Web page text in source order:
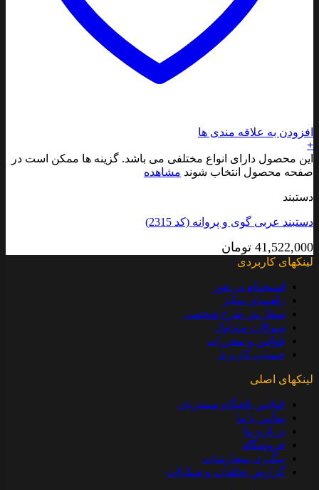
افزودن به علاقه مندی ها
+
این محصول دارای انواع مختلفی می باشد. گزینه ها ممکن است در
صفحه محصول انتخاب شوند مشاهده
دستبند
دستبند عربی گوی و پروانه (کد 2315)
41,522,000 تومان
لینکهای کاربردی
استخدام در هور
راهنمای سایز
سفارش طرح شخصی
سوالات متداول
قوانین و مقررات
حساب کاربری
لینکهای اصلی
قوانین باشگاه مشتریان
تماس با ما
درباره ما
فروشگاه
پیگیری سفارشات
گزارش تخلفات و شکایات